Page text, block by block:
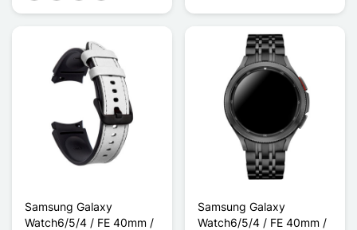
Samsung Galaxy
Watch6/5/4 / FE 40mm /
Samsung Galaxy
Watch6/5/4 / FE 40mm /